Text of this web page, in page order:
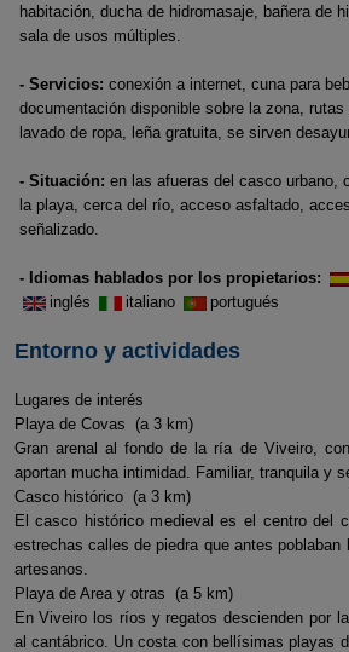
habitación, ducha de hidromasaje, bañera de
sala de usos múltiples.
- Servicios: conexión a internet, cuna para
documentación disponible sobre la zona,
lavado de ropa, leña gratuita, se sirven
- Situación: en las afueras del casco urbano,
la playa, cerca del río, acceso asfaltado,
señalizado.
- Idiomas hablados por los propietarios:
inglés
italiano portugués
Entorno y actividades
Lugares de interés
Playa de Covas (a 3 km)
Gran arenal al fondo de la ría de Viveiro,
aportan mucha intimidad. Familiar, tranquila y
Casco histórico (a 3 km)
El casco histórico medieval es el centro del
estrechas calles de piedra que antes poblaban
artesanos.
Playa de Area y otras (a 5 km)
En Viveiro los ríos y regatos descienden por
al cantábrico. Un costa con bellísimas playas